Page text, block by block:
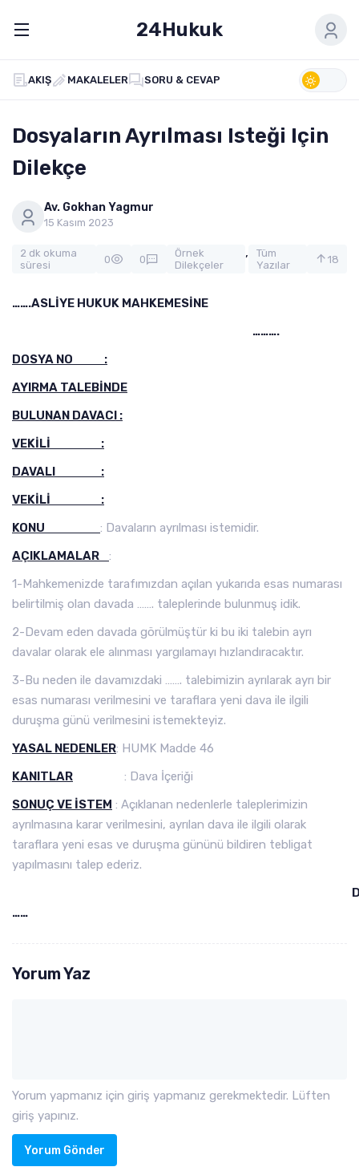
24Hukuk
AKIŞ MAKALELER SORU & CEVAP
Dosyaların Ayrılması Isteği Için
Dilekçe
Av. Gokhan Yagmur
15 Kasım 2023
2 dk okuma
süresi
0 0
Örnek
Dilekçeler
,
Tüm
Yazılar
18
…….ASLİYE HUKUK MAHKEMESİNE
……….
DOSYA NO :
AYIRMA TALEBİNDE
BULUNAN DAVACI :
VEKİLİ :
DAVALI :
VEKİLİ :
KONU : Davaların ayrılması istemidir.
AÇIKLAMALAR :
1-Mahkemenizde tarafımızdan açılan yukarıda esas numarası
belirtilmiş olan davada ……. taleplerinde bulunmuş idik.
2-Devam eden davada görülmüştür ki bu iki talebin ayrı
davalar olarak ele alınması yargılamayı hızlandıracaktır.
3-Bu neden ile davamızdaki ……. talebimizin ayrılarak ayrı bir
esas numarası verilmesini ve taraflara yeni dava ile ilgili
duruşma günü verilmesini istemekteyiz.
YASAL NEDENLER: HUMK Madde 46
KANITLAR : Dava İçeriği
SONUÇ VE İSTEM : Açıklanan nedenlerle taleplerimizin
ayrılmasına karar verilmesini, ayrılan dava ile ilgili olarak
taraflara yeni esas ve duruşma gününü bildiren tebligat
yapılmasını talep ederiz.
……
Yorum Yaz
Yorum yapmanız için giriş yapmanız gerekmektedir. Lüften
giriş yapınız.
Yorum Gönder